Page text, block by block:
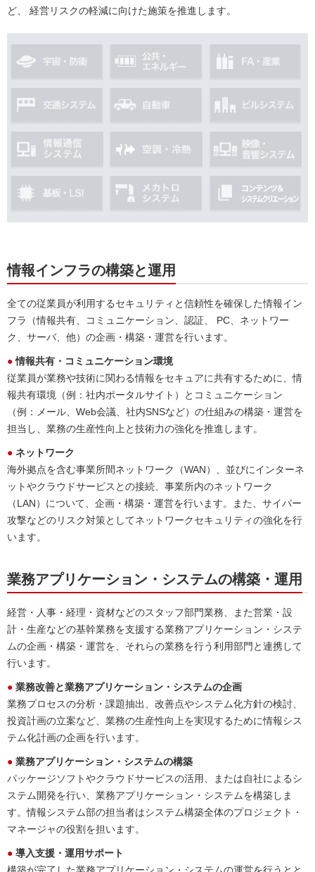
ど、
経営リスクの軽減に向けた施策を推進します。
情報インフラの構築と運用
全ての従業員が利用するセキュリティと信頼性を確保した情報イン
フラ（情報共有、コミュニケーション、認証、 PC、ネットワー
ク、サーバ、他）の企画・構築・運営を行います。
● 情報共有・コミュニケーション環境
従業員が業務や技術に関わる情報をセキュアに共有するために、情
報共有環境（例：社内ポータルサイト）とコミュニケーション
（例：メール、Web会議、社内SNSなど）の仕組みの構築・運営を
担当し、業務の生産性向上と技術力の強化を推進します。
● ネットワーク
海外拠点を含む事業所間ネットワーク（WAN）、並びにインターネ
ットやクラウドサービスとの接続、事業所内のネットワーク
（LAN）について、企画・構築・運営を行います。また、サイバー
攻撃などのリスク対策としてネットワークセキュリティの強化を行
います。
業務アプリケーション・システムの構築・運用
経営・人事・経理・資材などのスタッフ部門業務、また営業・設
計・生産などの基幹業務を支援する業務アプリケーション・システ
ムの企画・構築・運営を、それらの業務を行う利用部門と連携して
行います。
● 業務改善と業務アプリケーション・システムの企画
業務プロセスの分析・課題抽出、改善点やシステム化方針の検討、
投資計画の立案など、業務の生産性向上を実現するために情報シス
テム化計画の企画を行います。
● 業務アプリケーション・システムの構築
パッケージソフトやクラウドサービスの活用、または自社によるシ
ステム開発を行い、業務アプリケーション・システムを構築しま
す。情報システム部の担当者はシステム構築全体のプロジェクト・
マネージャの役割を担います。
● 導入支援・運用サポート